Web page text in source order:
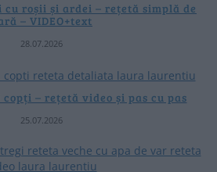
cu roșii și ardei – rețetă simplă de
– VIDEO+text
28.07.2026
copți – rețetă video și pas cu pas
25.07.2026